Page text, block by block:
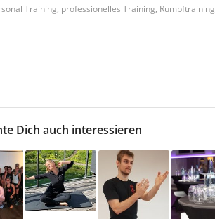
Training professionelles Training Rumpftraining
Dich auch interessieren